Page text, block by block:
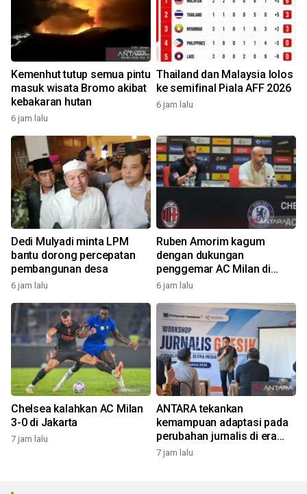
Kemenhut tutup semua pintu
masuk wisata Bromo akibat
kebakaran hutan
6 jam lalu
Thailand dan Malaysia lolos
ke semifinal Piala AFF 2026
6 jam lalu
Dedi Mulyadi minta LPM
bantu dorong percepatan
pembangunan desa
6 jam lalu
Ruben Amorim kagum
dengan dukungan
penggemar AC Milan di
Indonesia
6 jam lalu
Chelsea kalahkan AC Milan
3-0 di Jakarta
7 jam lalu
ANTARA tekankan
kemampuan adaptasi pada
perubahan jurnalis di era
digital
7 jam lalu